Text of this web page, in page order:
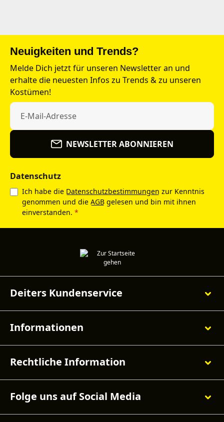
Neuigkeiten und Trends?
Melde Dich jetzt für unseren Newsletter an und
erhalte die neuesten Infos zu Trends & zu unseren
Kostümen!
NEWSLETTER ABONNIEREN
Datenschutz
Ich habe die Datenschutzbestimmungen zur Kenntnis
genommen und die AGB gelesen und bin mit ihnen
einverstanden. *
Deiters Kundenservice
Informationen
Rechtliche Information
Folge uns auf Social Media